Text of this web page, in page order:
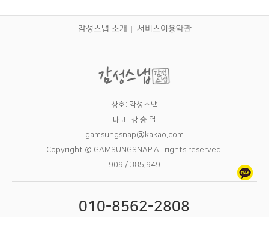
감성스냅 소개 서비스이용약관
상호: 감성스냅
대표: 강 승 열
gamsungsnap@kakao.com
Copyright © GAMSUNGSNAP All rights reserved.
909 / 385,949
010-8562-2808